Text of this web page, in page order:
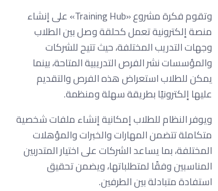
وتقوم فكرة مشروع «Training Hub» على إنشاء
منصة إلكترونية تعمل كحلقة وصل بين الطلاب
وجهات التدريب المختلفة، حيث تتيح للشركات
والمؤسسات نشر الفرص التدريبية المتاحة، بينما
يمكن للطلاب استعراض هذه الفرص والتقديم
عليها إلكترونيًا بطريقة سهلة ومنظمة.
ويوفر النظام للطلاب إمكانية إنشاء ملفات شخصية
متكاملة تتضمن المهارات والخبرات والمؤهلات
المختلفة، بما يساعد الشركات على اختيار المتدربين
المناسبين وفقًا لمتطلباتها، ويضمن تحقيق
استفادة متبادلة بين الطرفين.